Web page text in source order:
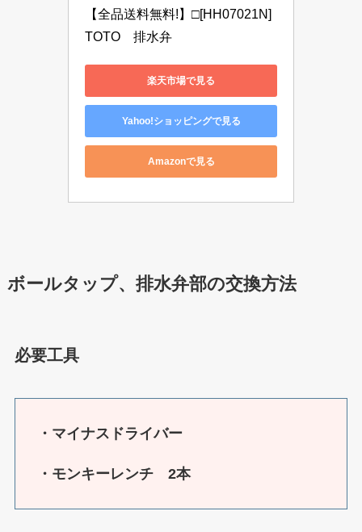
【全品送料無料!】□[HH07021N]
TOTO　排水弁
楽天市場で見る
Yahoo!ショッピングで見る
Amazonで見る
ボールタップ、排水弁部の交換方法
必要工具
・マイナスドライバー
・モンキーレンチ 2本